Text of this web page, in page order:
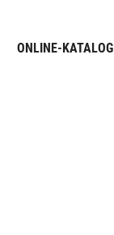
ONLINE-KATALOG